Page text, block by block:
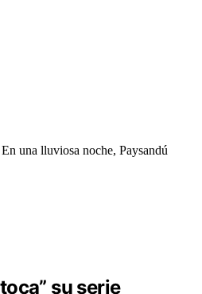
una lluviosa noche, Paysandú
su serie